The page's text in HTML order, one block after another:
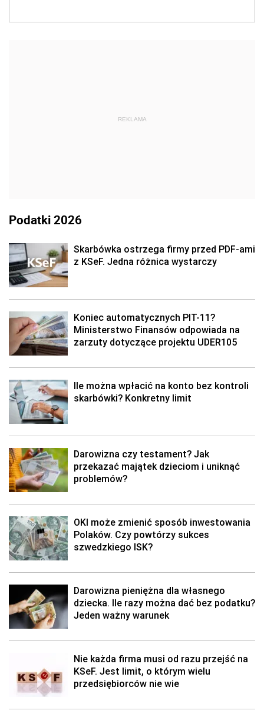
REKLAMA
Podatki 2026
Skarbówka ostrzega firmy przed PDF-ami
z KSeF. Jedna różnica wystarczy
Koniec automatycznych PIT-11?
Ministerstwo Finansów odpowiada na
zarzuty dotyczące projektu UDER105
Ile można wpłacić na konto bez kontroli
skarbówki? Konkretny limit
Darowizna czy testament? Jak
przekazać majątek dzieciom i uniknąć
problemów?
OKI może zmienić sposób inwestowania
Polaków. Czy powtórzy sukces
szwedzkiego ISK?
Darowizna pieniężna dla własnego
dziecka. Ile razy można dać bez podatku?
Jeden ważny warunek
Nie każda firma musi od razu przejść na
KSeF. Jest limit, o którym wielu
przedsiębiorców nie wie